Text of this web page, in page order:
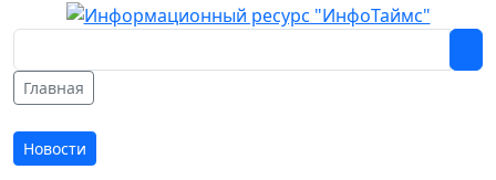
Главная
Новости